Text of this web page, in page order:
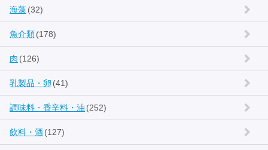
海藻(32)
魚介類(178)
肉 (126)
乳製品・卵 (41)
調味料・香辛料・油 (252)
飲料・酒(127)